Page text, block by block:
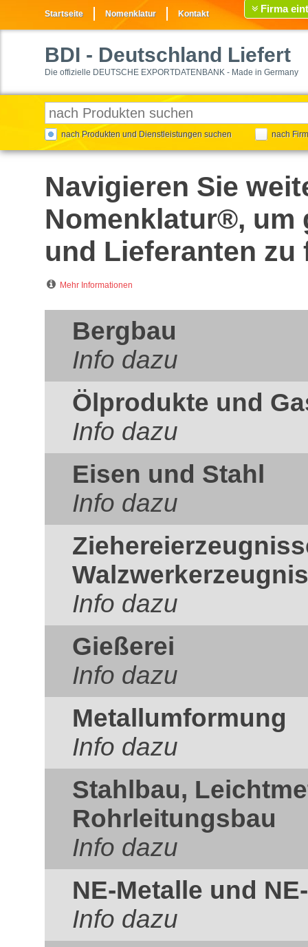
Startseite Nomenklatur Kontakt Firma
BDI - Deutschland Liefert
Die offizielle DEUTSCHE EXPORTDATENBANK - Made in Germany
nach Produkten und Dienstleistungen suchen nach
Navigieren Sie
Nomenklatur®, um
und Lieferanten zu
Mehr Informationen
Bergbau
Info dazu
Ölprodukte und
Info dazu
Eisen und Stahl
Info dazu
Info dazu
Gießerei
Info dazu
Metallumformung
Info dazu
Stahlbau,
Rohrleitungsbau
Info dazu
NE-Metalle und
Info dazu